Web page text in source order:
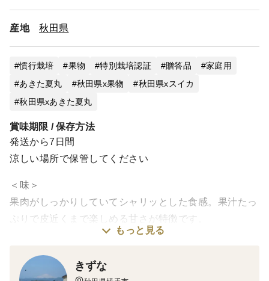
産地 秋田県
慣行栽培 果物 特別栽培認証 贈答品
家庭用
あきた夏丸
秋田県x果物
秋田県xスイカ
秋田県xあきた夏丸
賞味期限 / 保存方法
発送から7日間
涼しい場所で保管してください
＜味＞
果肉がしっかりしていてシャリッとした食感。果汁たっ
ぷりで皮近くまで楽しめる甘さが特徴です。
Lサイズ＝約2.1㎏以上2.8㎏未満の少し小さめサイズで
※２Lサイズのすいか箱入れますので、箱に少し隙間が
もっと見る
きずな